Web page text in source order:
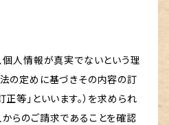
個人情報が真実でないという理
の定めに基づきその内容の訂
等」といいます。）を求められ
らのご請求であることを確認